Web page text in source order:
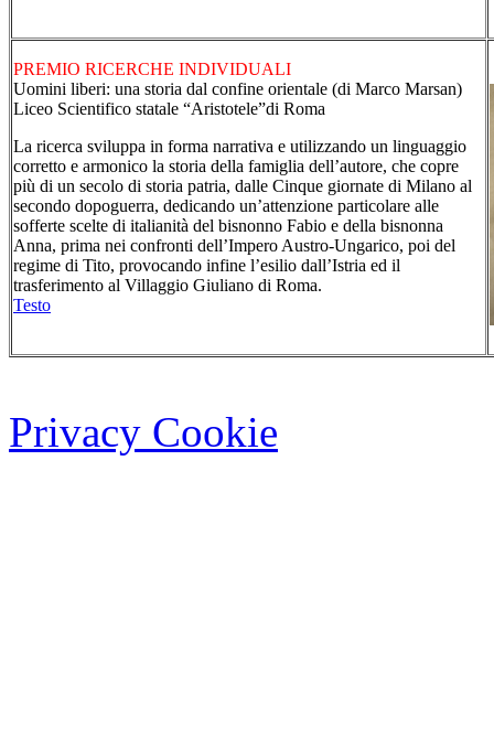
PREMIO RICERCHE INDIVIDUALI
Uomini liberi: una storia dal confine orientale (di Marco Marsan)
Liceo Scientifico statale “Aristotele”di Roma
La ricerca sviluppa in forma narrativa e utilizzando un linguaggio
corretto e armonico la storia della famiglia dell’autore, che copre
più di un secolo di storia patria, dalle Cinque giornate di Milano al
secondo dopoguerra, dedicando un’attenzione particolare alle
sofferte scelte di italianità del bisnonno Fabio e della bisnonna
Anna, prima nei confronti dell’Impero Austro-Ungarico, poi del
regime di Tito, provocando infine l’esilio dall’Istria ed il
trasferimento al Villaggio Giuliano di Roma.
Testo
Privacy Cookie